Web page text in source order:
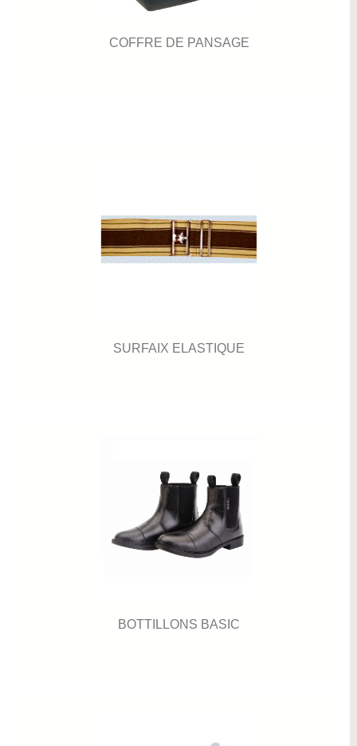
COFFRE DE PANSAGE
SURFAIX ELASTIQUE
BOTTILLONS BASIC